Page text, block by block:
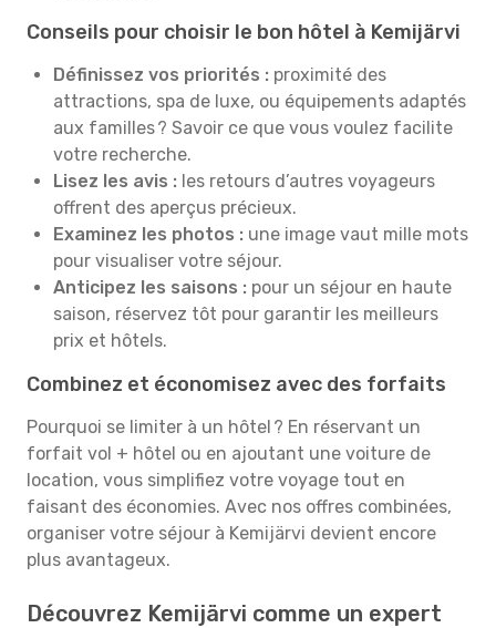
Conseils pour choisir le bon hôtel à Kemijärvi
Définissez vos priorités : proximité des
attractions, spa de luxe, ou équipements adaptés
aux familles ? Savoir ce que vous voulez facilite
votre recherche.
Lisez les avis : les retours d’autres voyageurs
offrent des aperçus précieux.
Examinez les photos : une image vaut mille mots
pour visualiser votre séjour.
Anticipez les saisons : pour un séjour en haute
saison, réservez tôt pour garantir les meilleurs
prix et hôtels.
Combinez et économisez avec des forfaits
Pourquoi se limiter à un hôtel ? En réservant un
forfait vol + hôtel ou en ajoutant une voiture de
location, vous simplifiez votre voyage tout en
faisant des économies. Avec nos offres combinées,
organiser votre séjour à Kemijärvi devient encore
plus avantageux.
Découvrez Kemijärvi comme un expert